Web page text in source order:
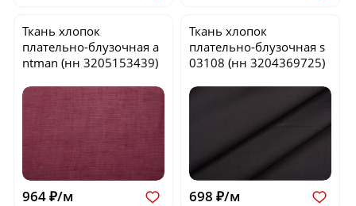
Ткань хлопок
плательно-блузочнаяa
ntman (нн 3205153439)
964 ₽/м
Ткань хлопок
плательно-блузочнаяs
03108 (нн 3204369725)
698 ₽/м